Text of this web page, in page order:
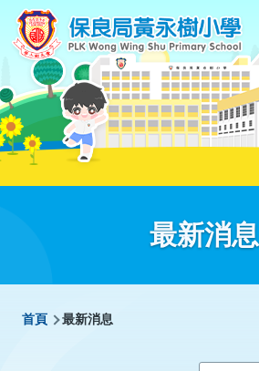
移至主內容
Main
最新消息
導首頁 最新消息